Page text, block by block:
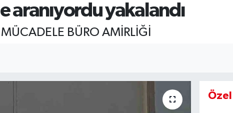
aranıyordu yakalandı
BÜRO AMİRLİĞİ